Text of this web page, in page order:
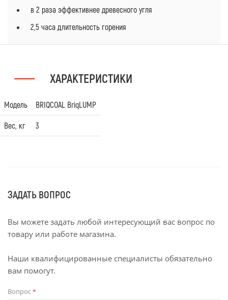
в 2 раза эффективнее древесного угля
2,5 часа длительность горения⁠
ХАРАКТЕРИСТИКИ
Модель BRIQCOAL BriqLUMP
Вес, кг 3
ЗАДАТЬ ВОПРОС
Вы можете задать любой интересующий вас вопрос по
товару или работе магазина.
Наши квалифицированные специалисты обязательно
вам помогут.
Вопрос*